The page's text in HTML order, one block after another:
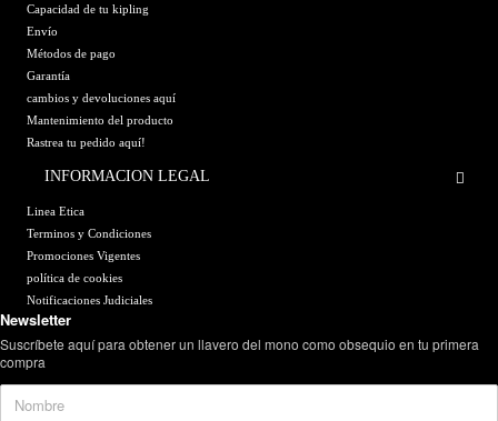
Capacidad de tu kipling
Envío
Métodos de pago
Garantía
cambios y devoluciones aquí
Mantenimiento del producto
Rastrea tu pedido aquí!
INFORMACION LEGAL
Linea Etica
Terminos y Condiciones
Promociones Vigentes
política de cookies
Notificaciones Judiciales
Newsletter
Suscríbete aquí para obtener un llavero del mono como obsequio en tu primera
compra